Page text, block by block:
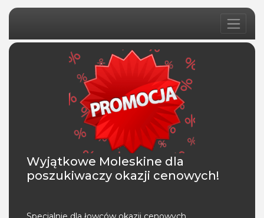
Wyjątkowe Moleskine dla
poszukiwaczy okazji cenowych!